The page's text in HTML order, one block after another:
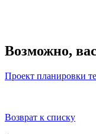
Возможно,
Проект планировки
Возврат к списку